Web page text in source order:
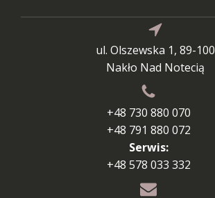
ul. Olszewska 1, 89-100
Nakło Nad Notecią
+48 730 880 070
+48 791 880 072
Serwis:
+48 578 033 332